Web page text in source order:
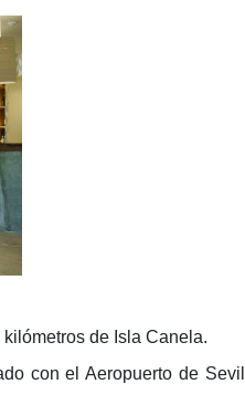
de Isla Canela.
con el Aeropuerto de